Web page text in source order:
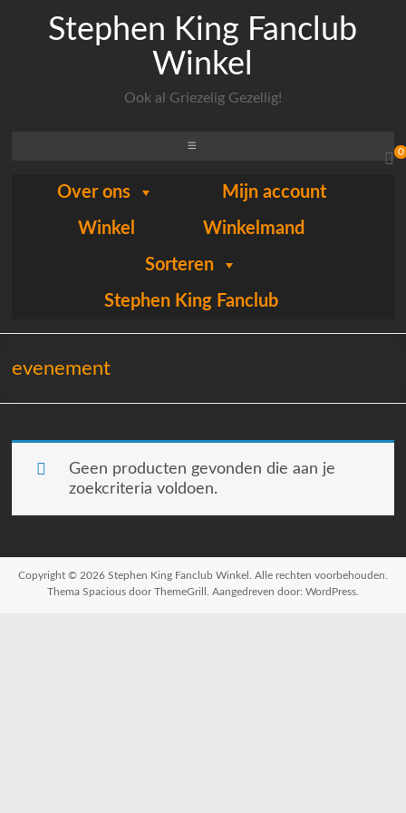
Stephen King Fanclub
Winkel
Ook al Griezelig Gezellig!
0
Over ons
Mijn account
Winkel
Winkelmand
Sorteren
Stephen King Fanclub
evenement
Geen producten gevonden die aan je
zoekcriteria voldoen.
Copyright © 2026 Stephen King Fanclub Winkel
. Alle rechten voorbehouden.
Thema Spaciousdoor ThemeGrill. Aangedreven door: WordPress.